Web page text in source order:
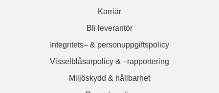
Karriär
Bli leverantör
Integritets– & personuppgiftspolicy
Visselblåsarpolicy & –rapportering
Miljöskydd & hållbarhet